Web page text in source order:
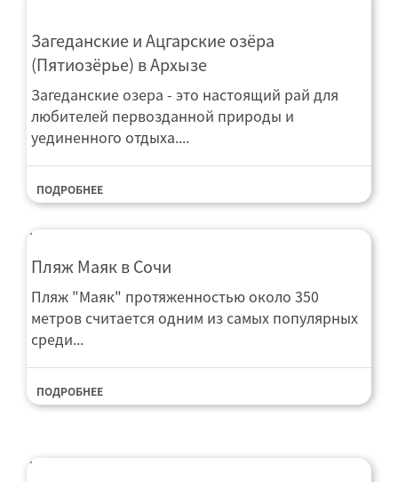
Загеданские и Ацгарские озёра
(Пятиозёрье) в Архызе
Загеданские озера - это настоящий рай для
любителей первозданной природы и
уединенного отдыха....
ПОДРОБНЕЕ
Пляж Маяк в Сочи
Пляж "Маяк" протяженностью около 350
метров считается одним из самых популярных
среди...
ПОДРОБНЕЕ